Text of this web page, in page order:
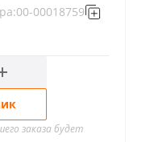
00-00018759
заказа будет